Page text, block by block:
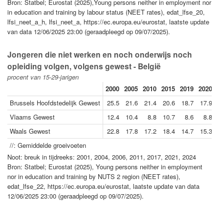
Bron: Statbel; Eurostat (2025),Young persons neither in employment nor
in education and training by labour status (NEET rates), edat_lfse_20,
lfsi_neet_a_h, lfsi_neet_a, https://ec.europa.eu/eurostat, laatste update
van data 12/06/2025 23:00 (geraadpleegd op 09/07/2025).
Jongeren die niet werken en noch onderwijs noch
opleiding volgen, volgens gewest - België
procent van 15-29-jarigen
2000 2005 2010 2015 2019 2020
Brussels Hoofdstedelijk Gewest
25.5 21.6 21.4 20.6 18.7 17.9
Vlaams Gewest
12.4 10.4 8.8 10.7 8.6
8.8
Waals Gewest
22.8 17.8 17.2 18.4 14.7 15.3
//: Gemiddelde groeivoeten
Noot: breuk in tijdreeks: 2001, 2004, 2006, 2011, 2017, 2021, 2024
Bron: Statbel; Eurostat (2025), Young persons neither in employment
nor in education and training by NUTS 2 region (NEET rates),
edat_lfse_22, https://ec.europa.eu/eurostat, laatste update van data
12/06/2025 23:00 (geraadpleegd op 09/07/2025).